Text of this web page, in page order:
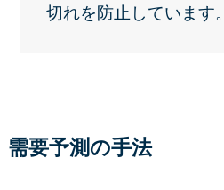
切れを防止しています。
需要予測の手法